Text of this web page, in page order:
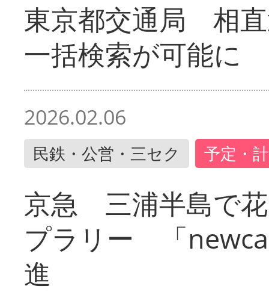
東京都交通局 相
一括検索が可能に
2026.02.06
民鉄・公営・三セク 予定・
京急 三浦半島で
プラリー 「
進